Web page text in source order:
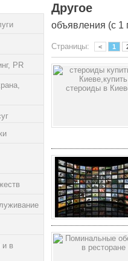
PR
и в
Другое
объявления (с 1
Страницы: < 1